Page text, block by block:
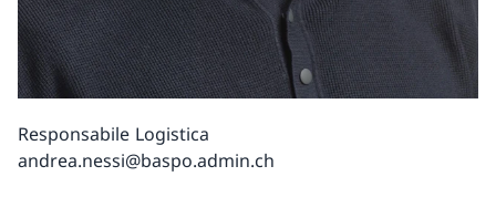
Responsabile Logistica
andrea.nessi@baspo.admin.ch